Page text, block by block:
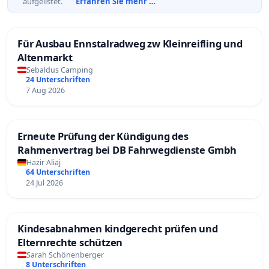
Für Ausbau Ennstalradweg zw Kleinreifling und
Altenmarkt
Sebaldus Camping
24 Unterschriften
7 Aug 2026
Erneute Prüfung der Kündigung des
Rahmenvertrag bei DB Fahrwegdienste Gmbh
Hazir Aliaj
64 Unterschriften
24 Jul 2026
Kindesabnahmen kindgerecht prüfen und
Elternrechte schützen
Sarah Schönenberger
8 Unterschriften